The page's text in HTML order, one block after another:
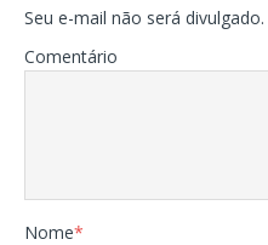
Seu e-mail não será divulgado.
Comentário
Nome*